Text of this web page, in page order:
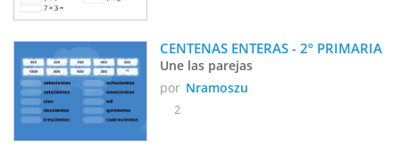
CENTENAS ENTERAS - 2º PRIMARIA
Une las parejas
por Nramoszu
2